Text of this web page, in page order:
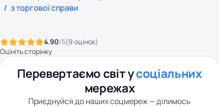
з торгової справи
4.90/5(9 оцінок)
Оцініть сторінку
Перевертаємо світ усоціальних
мережах
Приєднуйся до наших соцмереж — ділимось